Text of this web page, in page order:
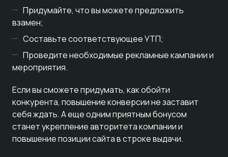
Придумайте, что вы можете предложить
взамен;
Составьте соответствующее УТП;
Проведите необходимые рекламные кампании и
мероприятия.
Если вы сможете придумать, как обойти
конкурента, повышение конверсии не заставит
себя ждать. А еще одним приятным бонусом
станет укрепление авторитета компании и
повышение позиции сайта в строке выдачи.